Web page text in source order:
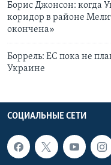
Борис Джонсон: когда
коридор в районе
окончена»
Боррель: ЕС пока не
Украине
СОЦИАЛЬНЫЕ СЕТИ